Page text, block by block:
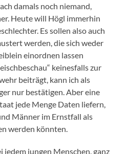
damals noch niemand,
Heute will Högl immerhin
Es sollen also auch
werden, die sich weder
einordnen lassen
keinesfalls zur
beiträgt, kann ich als
nur bestätigen. Aber eine
jede Menge Daten liefern,
Männer im Ernstfall als
werden könnten.
jedem jungen Menschen, ganz